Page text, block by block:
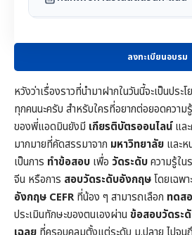
ลงทะเบียนอบรม
หวังว่าเรื่องราวที่นำมาฝากในวันนี้จะเป็นปร
ทุกคนนะครับ สำหรับใครที่อยากต่อยอดความ
ของพี่แอดมินยังมี เกียรติบัตรออนไลน์แล
มากมายที่คัดสรรมาจาก มหาวิทยาลัย และห
เป็นการ ทำข้อสอบ เพื่อ วัดระดับความรู้ใน
จีน หรือการ สอบวัดระดับอังกฤษโดยเฉพา
อังกฤษ CEFRที่น้อง ๆ สามารถเลือก ทดส
ประเมินทักษะของตนเองผ่าน ข้อสอบวัดระ